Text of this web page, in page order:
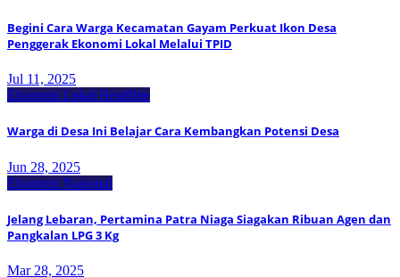
Begini Cara Warga Kecamatan Gayam Perkuat Ikon Desa
Penggerak Ekonomi Lokal Melalui TPID
Jul 11, 2025
Ekonomi Lokal Headline
Warga di Desa Ini Belajar Cara Kembangkan Potensi Desa
Jun 28, 2025
Ekonomi Nasional
Jelang Lebaran, Pertamina Patra Niaga Siagakan Ribuan Agen dan
Pangkalan LPG 3 Kg
Mar 28, 2025